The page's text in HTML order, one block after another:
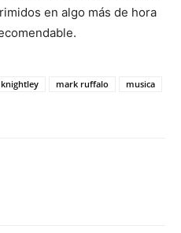
en algo más de hora
mark ruffalo
musica